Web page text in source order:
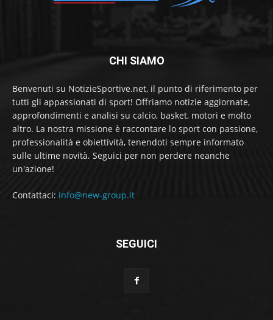
CHI SIAMO
Benvenuti su NotizieSportive.net, il punto di riferimento per
tutti gli appassionati di sport! Offriamo notizie aggiornate,
approfondimenti e analisi su calcio, basket, motori e molto
altro. La nostra missione è raccontare lo sport con passione,
professionalità e obiettività, tenendoti sempre informato
sulle ultime novità. Seguici per non perdere neanche
un'azione!
Contattaci: info@new-group.it
SEGUICI